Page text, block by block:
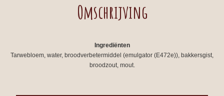
Omschrijving
Ingrediënten
Tarwebloem, water, broodverbetermiddel (emulgator (E472e)), bakkersgist,
broodzout, mout.